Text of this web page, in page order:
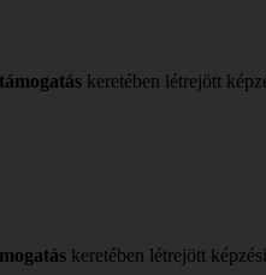
keretében létrejött
keretében létrejött